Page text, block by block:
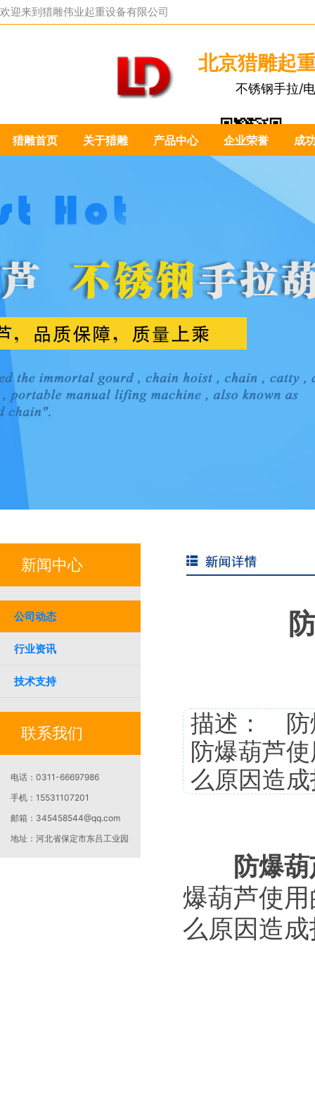
欢迎来到猎雕伟业起重设备有限公司
北京猎雕起
不锈钢手拉/
扫一扫关注我们：
猎雕首页 关于猎雕 产品中心 企业荣誉 成
新闻中心
公司动态
行业资讯
技术支持
联系我们
电话： 0311-66697986
手机： 15531107201
邮箱： 345458544@qq.com
地址： 河北省保定市东吕工业园
描述： 防
防爆葫芦
么原因造
防爆
爆葫芦使
么原因造